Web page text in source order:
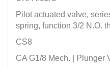
Pilot actuated valve,
spring, function 3/2 N.O.
CS8
CA G1/8 Mech. | Plunger